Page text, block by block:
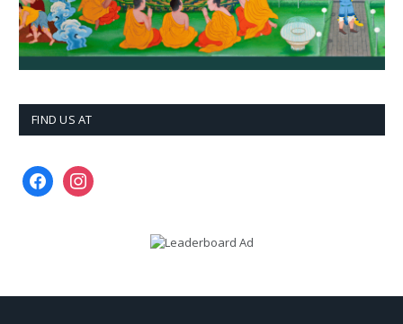
FIND US AT
facebookinstagram